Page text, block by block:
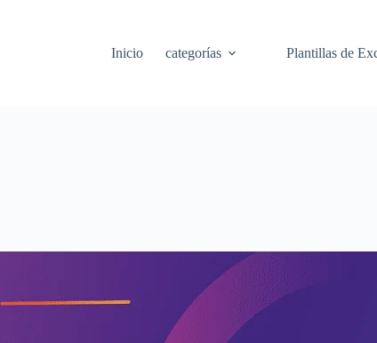
Inicio categorías Plantillas de